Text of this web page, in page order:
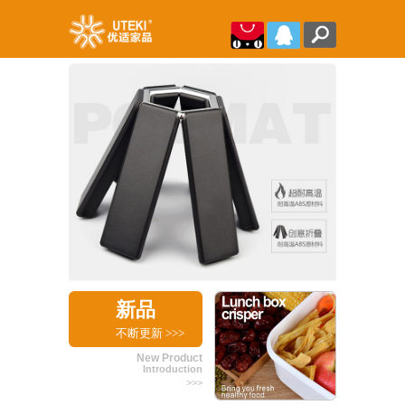
新品
不断更新 >>>
New Product
Introduction
>>>